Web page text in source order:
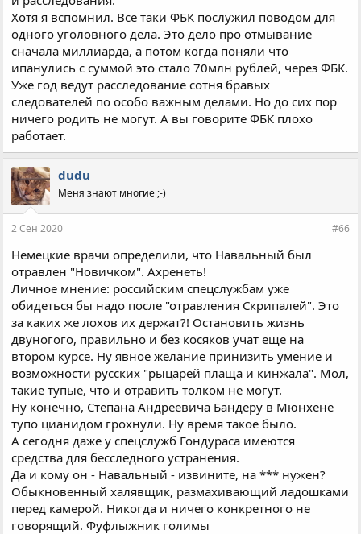
Хотя я вспомнил. Все таки ФБК послужил поводом для
одного уголовного дела. Это дело про отмывание
сначала миллиарда, а потом когда поняли что
ипанулись с суммой это стало 70млн рублей, через ФБК.
Уже год ведут расследование сотня бравых
следователей по особо важным делами. Но до сих пор
ничего родить не могут. А вы говорите ФБК плохо
работает.
dudu
Меня знают многие ;-)
2 Сен 2020 #66
Немецкие врачи определили, что Навальный был
отравлен "Новичком". Ахренеть!
Личное мнение: российским спецслужбам уже
обидеться бы надо после "отравления Скрипалей". Это
за каких же лохов их держат?! Остановить жизнь
двуногого, правильно и без косяков учат еще на
втором курсе. Ну явное желание принизить умение и
возможности русских "рыцарей плаща и кинжала". Мол,
такие тупые, что и отравить толком не могут.
Ну конечно, Степана Андреевича Бандеру в Мюнхене
тупо цианидом грохнули. Ну время такое было.
А сегодня даже у спецслужб Гондураса имеются
средства для бесследного устранения.
Да и кому он - Навальный - извините, на *** нужен?
Обыкновенный халявщик, размахивающий ладошками
перед камерой. Никогда и ничего конкретного не
говорящий. Фуфлыжник голимы